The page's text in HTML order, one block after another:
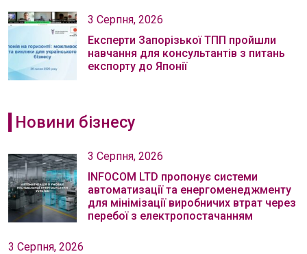
3 Серпня, 2026
Експерти Запорізької ТПП пройшли
навчання для консультантів з питань
експорту до Японії
Новини бізнесу
3 Серпня, 2026
INFOCOM LTD пропонує системи
автоматизації та енергоменеджменту
для мінімізації виробничих втрат через
перебої з електропостачанням
3 Серпня, 2026